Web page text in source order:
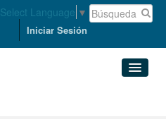
Select Language ▼
Iniciar Sesión